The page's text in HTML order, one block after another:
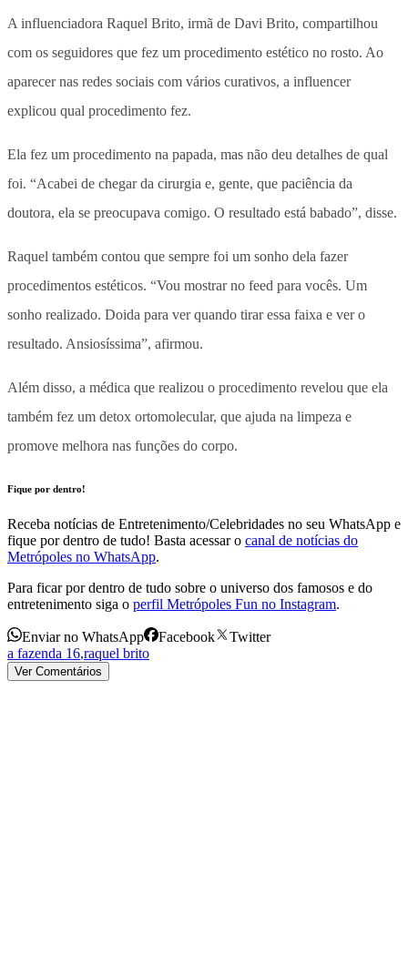
A influenciadora Raquel Brito, irmã de Davi Brito, compartilhou
com os seguidores que fez um procedimento estético no rosto. Ao
aparecer nas redes sociais com vários curativos, a influencer
explicou qual procedimento fez.
Ela fez um procedimento na papada, mas não deu detalhes de qual
foi. “Acabei de chegar da cirurgia e, gente, que paciência da
doutora, ela se preocupava comigo. O resultado está babado”, disse.
Raquel também contou que sempre foi um sonho dela fazer
procedimentos estéticos. “Vou mostrar no feed para vocês. Um
sonho realizado. Doida para ver quando tirar essa faixa e ver o
resultado. Ansiosíssima”, afirmou.
Além disso, a médica que realizou o procedimento revelou que ela
também fez um detox ortomolecular, que ajuda na limpeza e
promove melhora nas funções do corpo.
Fique por dentro!
Receba notícias de Entretenimento/Celebridades no seu WhatsApp e
fique por dentro de tudo! Basta acessar o canal de notícias do
Metrópoles no WhatsApp.
Para ficar por dentro de tudo sobre o universo dos famosos e do
entretenimento siga o perfil Metrópoles Fun no Instagram.
Enviar no WhatsApp Facebook
Twitter
a fazenda 16,raquel brito
Ver Comentários